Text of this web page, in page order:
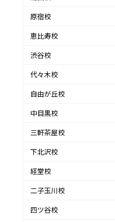
原宿校
恵比寿校
渋谷校
代々木校
自由が丘校
中目黒校
三軒茶屋校
下北沢校
経堂校
二子玉川校
四ツ谷校